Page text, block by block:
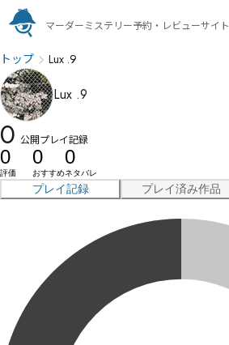
マーダーミステリー予約・レビューサイト
トップ Lux .9
Lux .9
0 公開プレイ記録
0
評価
0
おすすめ
0
ネタバレ
プレイ記録 プレイ済み作品